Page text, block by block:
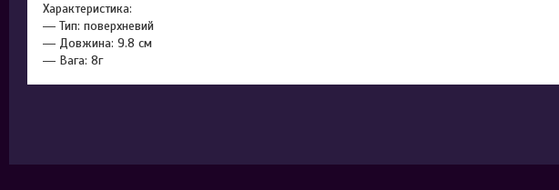
Характеристика:
― Тип: поверхневий
― Довжина: 9.8 см
― Вага: 8г